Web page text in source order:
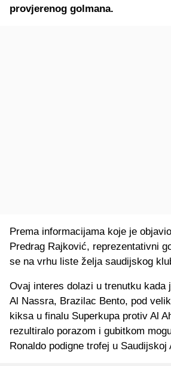
provjerenog golmana.
Prema informacijama koje je
Predrag Rajković, reprezentativni
se na vrhu liste želja saudijskog
Ovaj interes dolazi u trenutku kada
Al Nassra, Brazilac Bento, pod
kiksa u finalu Superkupa protiv Al
rezultiralo porazom i gubitkom
Ronaldo podigne trofej u Saudijskoj